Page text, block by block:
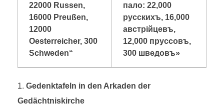
22000 Russen,
16000 Preußen,
12000
Oesterreicher, 300
Schweden“
пало: 22,000
русскихъ, 16,000
австрiйцевъ,
12,000 пруссовъ,
300 шведовъ»
Gedenktafeln in den Arkaden der
Gedächtniskirche